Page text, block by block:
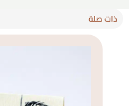
ذات صلة